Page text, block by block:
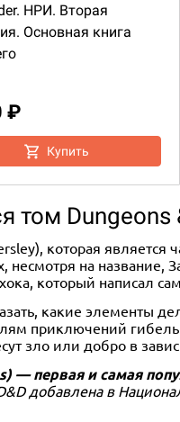
НРИ. Вторая
Основная книга
₽
Купить
том Dungeons
которая
на название,
который написал сам
какие
приключений
зло или добро в
— первая и самая
добавлена в